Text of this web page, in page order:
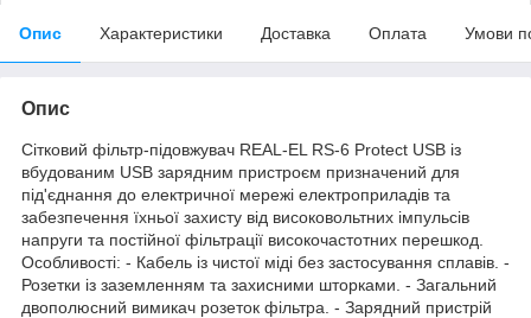
Опис Характеристики Доставка Оплата Умови
Опис
Сітковий фільтр-підовжувач REAL-EL RS-6 Protect USB із
вбудованим USB зарядним пристроєм призначений для
під'єднання до електричної мережі електроприладів та
забезпечення їхньої захисту від високовольтних імпульсів
напруги та постійної фільтрації високочастотних перешкод.
Особливості: - Кабель із чистої міді без застосування сплавів. -
Розетки із заземленням та захисними шторками. - Загальний
двополюсний вимикач розеток фільтра. - Зарядний пристрій